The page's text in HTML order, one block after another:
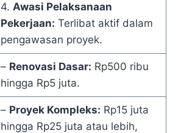
4. Awasi Pelaksanaan
Pekerjaan: Terlibat aktif dalam
pengawasan proyek.
– Renovasi Dasar: Rp500 ribu
hingga Rp5 juta.
– Proyek Kompleks: Rp15 juta
hingga Rp25 juta atau lebih,